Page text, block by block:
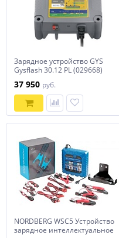
Зарядное устройство GYS
Gysflash 30.12 PL (029668)
37 950 руб.
NORDBERG WSC5 Устройство
зарядное интеллектуальное